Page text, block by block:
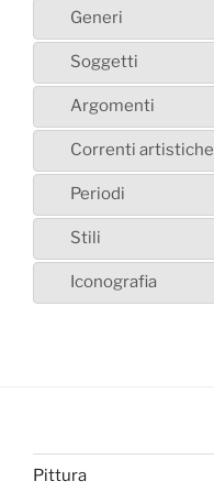
Generi
Soggetti
Argomenti
Correnti artistiche
Periodi
Stili
Iconografia
Pittura